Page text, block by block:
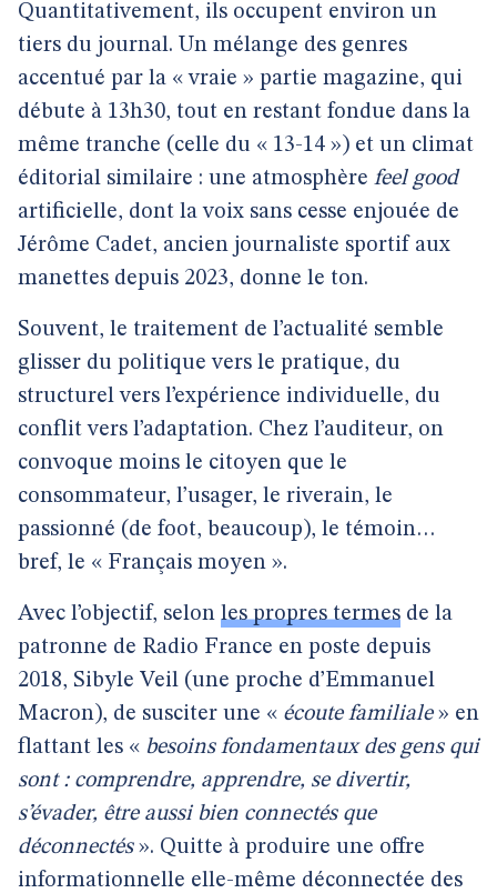
Quantitativement, ils occupent environ un
tiers du journal. Un mélange des genres
accentué par la « vraie » partie magazine, qui
débute à 13h30, tout en restant fondue dans la
même tranche (celle du « 13-14 ») et un climat
éditorial similaire : une atmosphère feel good
artificielle, dont la voix sans cesse enjouée de
Jérôme Cadet, ancien journaliste sportif aux
manettes depuis 2023, donne le ton.
Souvent, le traitement de l’actualité semble
glisser du politique vers le pratique, du
structurel vers l’expérience individuelle, du
conflit vers l’adaptation. Chez l’auditeur, on
convoque moins le citoyen que le
consommateur, l’usager, le riverain, le
passionné (de foot, beaucoup), le témoin…
bref, le « Français moyen ».
Avec l’objectif, selon les propres termes de la
patronne de Radio France en poste depuis
2018, Sibyle Veil (une proche d’Emmanuel
Macron), de susciter une « écoute familiale» en
flattant les « besoins fondamentaux des gens qui
sont : comprendre, apprendre, se divertir,
s’évader, être aussi bien connectés que
déconnectés». Quitte à produire une offre
informationnelle elle-même déconnectée des